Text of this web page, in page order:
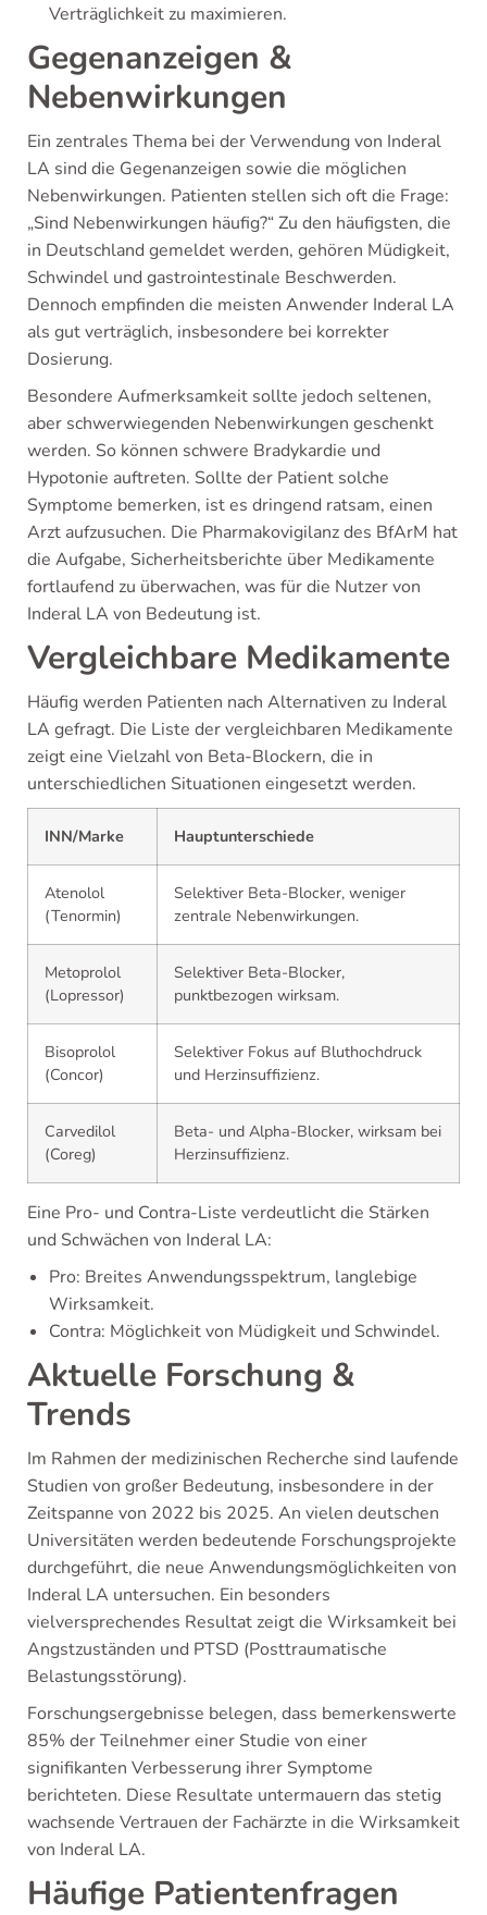
Verträglichkeit zu maximieren.
Gegenanzeigen &
Nebenwirkungen
Ein zentrales Thema bei der Verwendung von Inderal
LA sind die Gegenanzeigen sowie die möglichen
Nebenwirkungen. Patienten stellen sich oft die Frage:
„Sind Nebenwirkungen häufig?“ Zu den häufigsten, die
in Deutschland gemeldet werden, gehören Müdigkeit,
Schwindel und gastrointestinale Beschwerden.
Dennoch empfinden die meisten Anwender Inderal LA
als gut verträglich, insbesondere bei korrekter
Dosierung.
Besondere Aufmerksamkeit sollte jedoch seltenen,
aber schwerwiegenden Nebenwirkungen geschenkt
werden. So können schwere Bradykardie und
Hypotonie auftreten. Sollte der Patient solche
Symptome bemerken, ist es dringend ratsam, einen
Arzt aufzusuchen. Die Pharmakovigilanz des BfArM hat
die Aufgabe, Sicherheitsberichte über Medikamente
fortlaufend zu überwachen, was für die Nutzer von
Inderal LA von Bedeutung ist.
Vergleichbare Medikamente
Häufig werden Patienten nach Alternativen zu Inderal
LA gefragt. Die Liste der vergleichbaren Medikamente
zeigt eine Vielzahl von Beta-Blockern, die in
unterschiedlichen Situationen eingesetzt werden.
INN/Marke Hauptunterschiede
Atenolol
(Tenormin)
Selektiver Beta-Blocker, weniger
zentrale Nebenwirkungen.
Metoprolol
(Lopressor)
Selektiver Beta-Blocker,
punktbezogen wirksam.
Bisoprolol
(Concor)
Selektiver Fokus auf Bluthochdruck
und Herzinsuffizienz.
Carvedilol
(Coreg)
Beta- und Alpha-Blocker, wirksam bei
Herzinsuffizienz.
Eine Pro- und Contra-Liste verdeutlicht die Stärken
und Schwächen von Inderal LA:
Pro: Breites Anwendungsspektrum, langlebige
Wirksamkeit.
Contra: Möglichkeit von Müdigkeit und Schwindel.
Aktuelle Forschung &
Trends
Im Rahmen der medizinischen Recherche sind laufende
Studien von großer Bedeutung, insbesondere in der
Zeitspanne von 2022 bis 2025. An vielen deutschen
Universitäten werden bedeutende Forschungsprojekte
durchgeführt, die neue Anwendungsmöglichkeiten von
Inderal LA untersuchen. Ein besonders
vielversprechendes Resultat zeigt die Wirksamkeit bei
Angstzuständen und PTSD (Posttraumatische
Belastungsstörung).
Forschungsergebnisse belegen, dass bemerkenswerte
85% der Teilnehmer einer Studie von einer
signifikanten Verbesserung ihrer Symptome
berichteten. Diese Resultate untermauern das stetig
wachsende Vertrauen der Fachärzte in die Wirksamkeit
von Inderal LA.
Häufige Patientenfragen